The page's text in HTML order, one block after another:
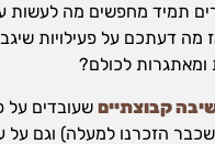
תמיד מחפשים מה לעשות
מה דעתכם על פעילויות
ומאתגרות לכולם?
קבוצתייםשעובדים על
הזכרנו למעלה) וגם על